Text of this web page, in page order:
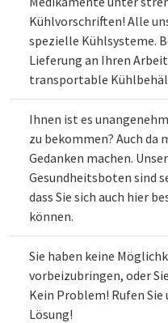
Kühlvorschriften! Alle
spezielle Kühlsysteme.
Lieferung an Ihren
transportable
Ihnen ist es
zu bekommen? Auch da
Gedanken machen.
Gesundheitsboten sind
dass Sie sich auch hier
können.
Sie haben keine
vorbeizubringen, oder
Kein Problem! Rufen Sie
Lösung!